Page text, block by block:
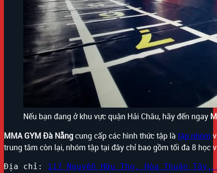
Nếu bạn đang ở khu vực quận Hải Châu, hãy đến ngay
MMA GYM Đà Nẵngcung cấp các hình thức tập là tập nhóm
trung tâm còn lại, nhóm tập tại đây chỉ bao gồm tối đa 8 học
Địa chỉ:
117 Nguyễn Hữu Thọ, Hòa Thuận